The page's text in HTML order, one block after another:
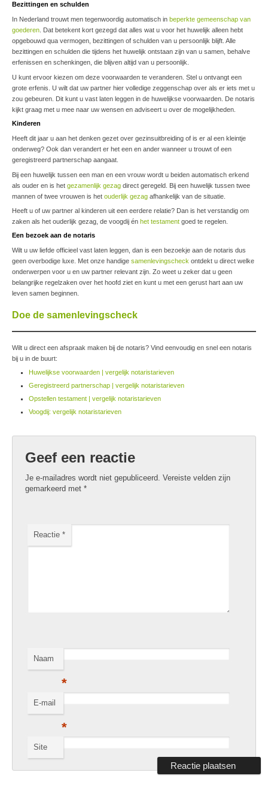
Bezittingen en schulden
In Nederland trouwt men tegenwoordig automatisch in beperkte gemeenschap van
goederen . Dat betekent kort gezegd dat alles wat u voor het huwelijk alleen hebt
opgebouwd qua vermogen, bezittingen of schulden van u persoonlijk blijft. Alle
bezittingen en schulden die tijdens het huwelijk ontstaan zijn van u samen, behalve
erfenissen en schenkingen, die blijven altijd van u persoonlijk.
U kunt ervoor kiezen om deze voorwaarden te veranderen. Stel u ontvangt een
grote erfenis. U wilt dat uw partner hier volledige zeggenschap over als er iets met u
zou gebeuren. Dit kunt u vast laten leggen in de huwelijkse voorwaarden. De notaris
kijkt graag met u mee naar uw wensen en adviseert u over de mogelijkheden.
Kinderen
Heeft dit jaar u aan het denken gezet over gezinsuitbreiding of is er al een kleintje
onderweg? Ook dan verandert er het een en ander wanneer u trouwt of een
geregistreerd partnerschap aangaat.
Bij een huwelijk tussen een man en een vrouw wordt u beiden automatisch erkend
als ouder en is het gezamenlijk gezag direct geregeld. Bij een huwelijk tussen twee
mannen of twee vrouwen is het ouderlijk gezag afhankelijk van de situatie.
Heeft u of uw partner al kinderen uit een eerdere relatie? Dan is het verstandig om
zaken als het ouderlijk gezag, de voogdij én het testament goed te regelen.
Een bezoek aan de notaris
Wilt u uw liefde officieel vast laten leggen, dan is een bezoekje aan de notaris dus
geen overbodige luxe. Met onze handige samenlevingscheck ontdekt u direct welke
onderwerpen voor u en uw partner relevant zijn. Zo weet u zeker dat u geen
belangrijke regelzaken over het hoofd ziet en kunt u met een gerust hart aan uw
leven samen beginnen.
Doe de samenlevingscheck
Wilt u direct een afspraak maken bij de notaris? Vind eenvoudig en snel een notaris
bij u in de buurt:
Huwelijkse voorwaarden | vergelijk notaristarieven
Geregistreerd partnerschap | vergelijk notaristarieven
Opstellen testament | vergelijk notaristarieven
Voogdij: vergelijk notaristarieven
Geef een reactie
Je e-mailadres wordt niet gepubliceerd. Vereiste velden zijn
gemarkeerd met*
Reactie*
Naam
*
E-mail
*
Site